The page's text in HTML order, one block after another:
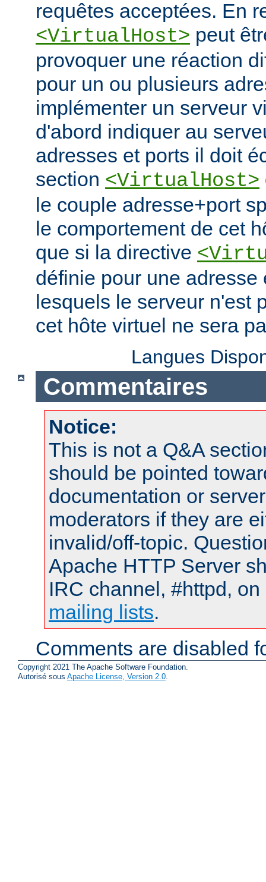
requêtes acceptées. En
<VirtualHost> peut
provoquer une réaction
pour un ou plusieurs
implémenter un serveur
d'abord indiquer au
adresses et ports il doit
section <VirtualHost>
le couple adresse+port
le comportement de cet
que si la directive
définie pour une adresse
lesquels le serveur n'est
cet hôte virtuel ne sera
Langues
Commentaires
Notice:
This is not a Q&A
should be pointed
documentation or
moderators if they are
invalid/off-topic.
Apache HTTP Server
IRC channel, #httpd,
mailing lists.
Comments are disabled
Copyright 2021 The Apache Software Foundation.
Autorisé sous Apache License, Version 2.0.